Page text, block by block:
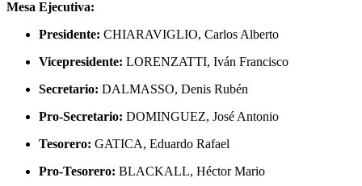
Mesa Ejecutiva:
Presidente: CHIARAVIGLIO, Carlos Alberto
Vicepresidente: LORENZATTI, Iván Francisco
Secretario: DALMASSO, Denis Rubén
Pro-Secretario: DOMINGUEZ, José Antonio
Tesorero: GATICA, Eduardo Rafael
Pro-Tesorero: BLACKALL, Héctor Mario